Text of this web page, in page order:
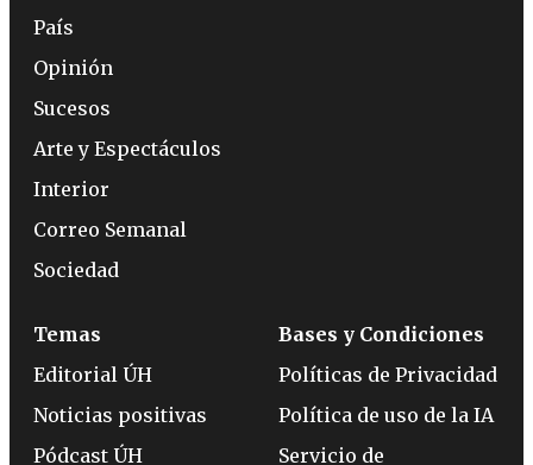
País
Opinión
Sucesos
Arte y Espectáculos
Interior
Correo Semanal
Sociedad
Temas
Editorial ÚH
Noticias positivas
Pódcast ÚH
Bases y Condiciones
Políticas de Privacidad
Política de uso de la IA
Servicio de